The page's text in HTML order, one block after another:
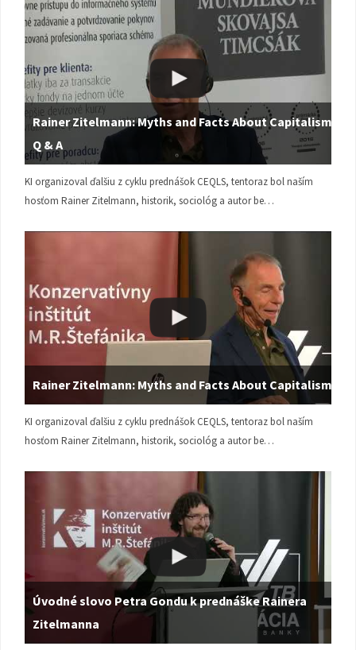
Rainer Zitelmann: Myths and Facts About Capitalism |
Q & A
KI organizoval ďalšiu z cyklu prednášok CEQLS, tentoraz bol naším
hosťom Rainer Zitelmann, historik, sociológ a autor be…
Rainer Zitelmann: Myths and Facts About Capitalism
KI organizoval ďalšiu z cyklu prednášok CEQLS, tentoraz bol naším
hosťom Rainer Zitelmann, historik, sociológ a autor be…
Úvodné slovo Petra Gondu k prednáške Rainera
Zitelmanna